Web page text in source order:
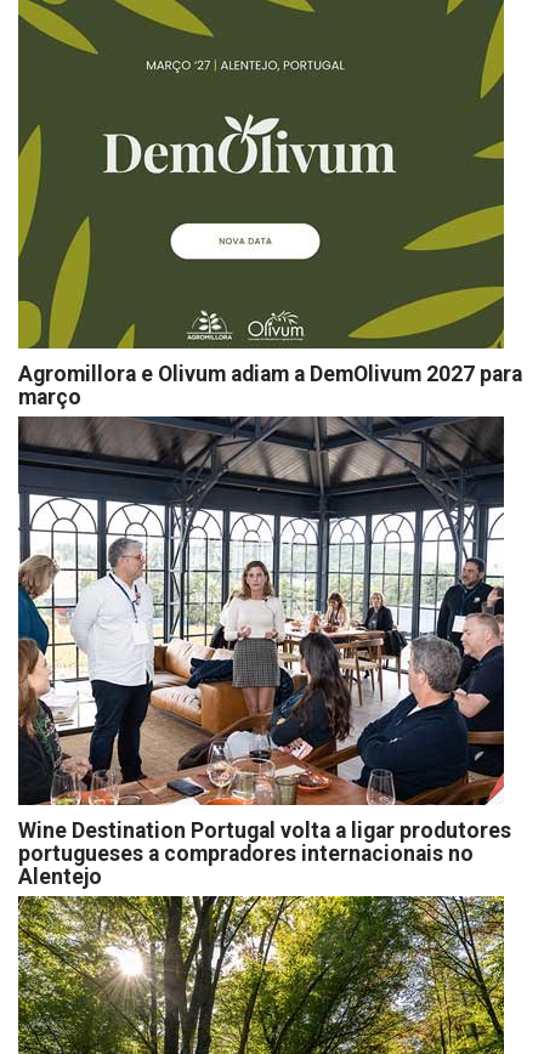
Agromillora e Olivum adiam a DemOlivum 2027 para
março
Wine Destination Portugal volta a ligar produtores
portugueses a compradores internacionais no
Alentejo